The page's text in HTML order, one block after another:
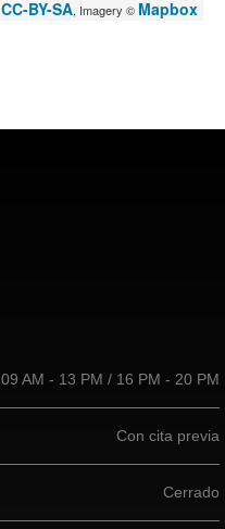
CC-BY-SA, Imagery © Mapbox
09 AM - 13 PM / 16 PM - 20 PM
Con cita previa
Cerrado